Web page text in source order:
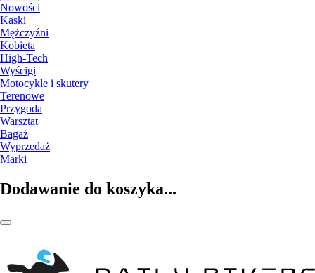
Nowości
Kaski
Mężczyźni
Kobieta
High-Tech
Wyścigi
Motocykle i skutery
Terenowe
Przygoda
Warsztat
Bagaż
Wyprzedaż
Marki
Dodawanie do koszyka...